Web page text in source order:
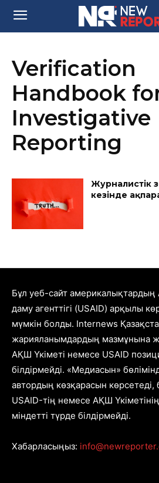
Verification
Handbook
Investigative
Reporting
Журналистік
кезінде
Бұл уеб-сайт
даму агенттігі (USAID) арқылы
мүмкін болды. Internews
жарияланымдардың мазмұнына
АҚШ Үкіметі немесе USAID
білдірмейді. «Медиасын»
автордың көзқарасын көрсетеді,
USAID-тің немесе АҚШ
міндетті түрде білдірмейді.
Хабарласыңыз: